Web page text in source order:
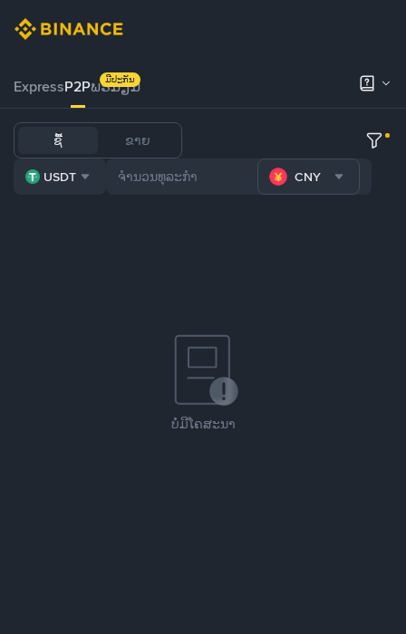
ExpressP2Pພຣີມຽມ
ມີປະກັນ
ຊື້ ຂາຍ
USDT CNY
ບໍ່ມີໂຄສະນາ